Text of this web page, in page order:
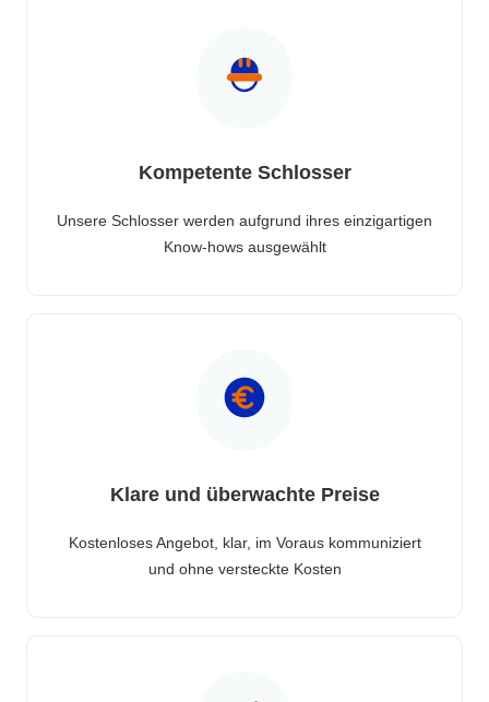
Kompetente Schlosser
Unsere Schlosser werden aufgrund ihres einzigartigen
Know-hows ausgewählt
Klare und überwachte Preise
Kostenloses Angebot, klar, im Voraus kommuniziert
und ohne versteckte Kosten